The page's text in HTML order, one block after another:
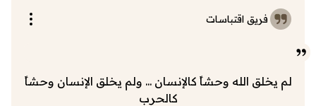
فريق اقتباسات
لم يخلق الله وحشاً كالإنسان ... ولم يخلق الإنسان وحشاً
كالحرب